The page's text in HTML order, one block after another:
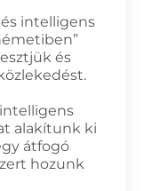
intelligens
és
alakítunk ki
átfogó
hozunk